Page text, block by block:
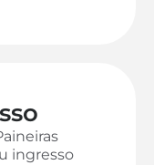
ingresso